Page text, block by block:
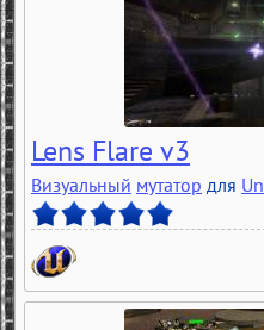
Lens Flare v3
Визуальный мутатор для